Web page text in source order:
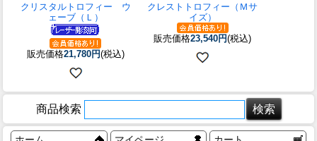
クリスタルトロフィー ウ
ェーブ（Ｌ）
販売価格21,780円(税込)
クレストトロフィー（Ｍサ
イズ）
販売価格23,540円(税込)
商品検索